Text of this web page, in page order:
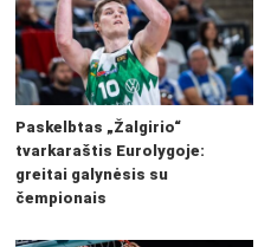
Paskelbtas „Žalgirio“
tvarkaraštis Eurolygoje:
greitai galynėsis su
čempionais